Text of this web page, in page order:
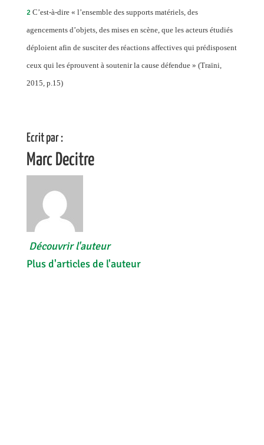
2C’est-à-dire « l’ensemble des supports matériels, des
agencements d’objets, des mises en scène, que les acteurs étudiés
déploient afin de susciter des réactions affectives qui prédisposent
ceux qui les éprouvent à soutenir la cause défendue » (Traïni,
2015, p.15)
Ecrit par :
Marc Decitre
Découvrir l'auteur
Plus d'articles de l'auteur